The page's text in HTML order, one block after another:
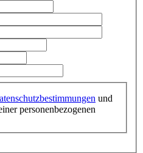
und
personenbezogenen